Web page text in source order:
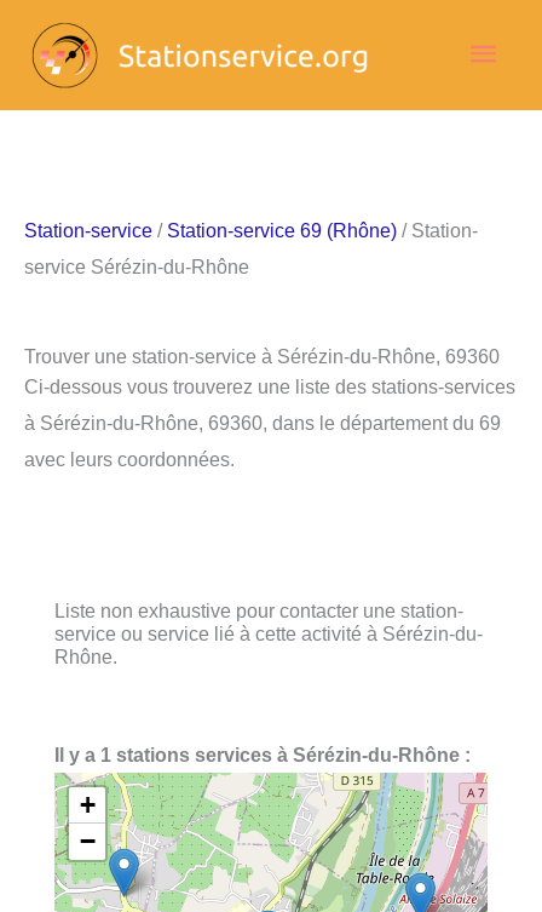
contenu
Station-service / Station-service 69 (Rhône) / Station-
service Sérézin-du-Rhône
Trouver une station-service à Sérézin-du-Rhône, 69360
Ci-dessous vous trouverez une liste des stations-services
à Sérézin-du-Rhône, 69360, dans le département du 69
avec leurs coordonnées.
Liste non exhaustive pour contacter une station-
service ou service lié à cette activité à Sérézin-du-
Rhône.
Il y a 1 stations services à Sérézin-du-Rhône :
+
−